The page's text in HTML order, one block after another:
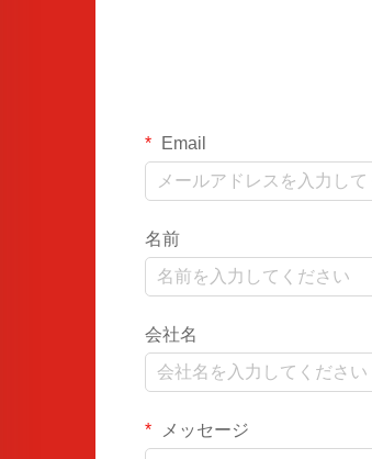
Email
名前
会社名
メッセージ